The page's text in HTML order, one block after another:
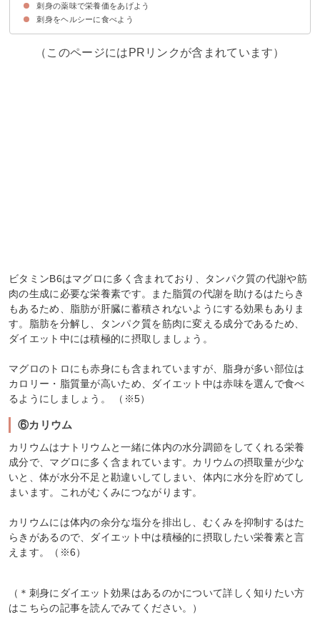
大型魚類の体内に蓄積している水銀の摂取
刺身の薬味で栄養価をあげよう
①青ネギ
②大根おろし
③わさび
④生姜
⑤レモン
⑥一味唐辛子
刺身をヘルシーに食べよう
（このページにはPRリンクが含まれています）
ビタミンB6はマグロに多く含まれており、タンパク質の代謝や筋
肉の生成に必要な栄養素です。また脂質の代謝を助けるはたらき
もあるため、脂肪が肝臓に蓄積されないようにする効果もありま
す。脂肪を分解し、タンパク質を筋肉に変える成分であるため、
ダイエット中には積極的に摂取しましょう。
マグロのトロにも赤身にも含まれていますが、脂身が多い部位は
カロリー・脂質量が高いため、ダイエット中は赤味を選んで食べ
るようにしましょう。 （※5）
⑥カリウム
カリウムはナトリウムと一緒に体内の水分調節をしてくれる栄養
成分で、マグロに多く含まれています。カリウムの摂取量が少な
いと、体が水分不足と勘違いしてしまい、体内に水分を貯めてし
まいます。これがむくみにつながります。
カリウムには体内の余分な塩分を排出し、むくみを抑制するはた
らきがあるので、ダイエット中は積極的に摂取したい栄養素と言
えます。（※6）
（＊刺身にダイエット効果はあるのかについて詳しく知りたい方
はこちらの記事を読んでみてください。）